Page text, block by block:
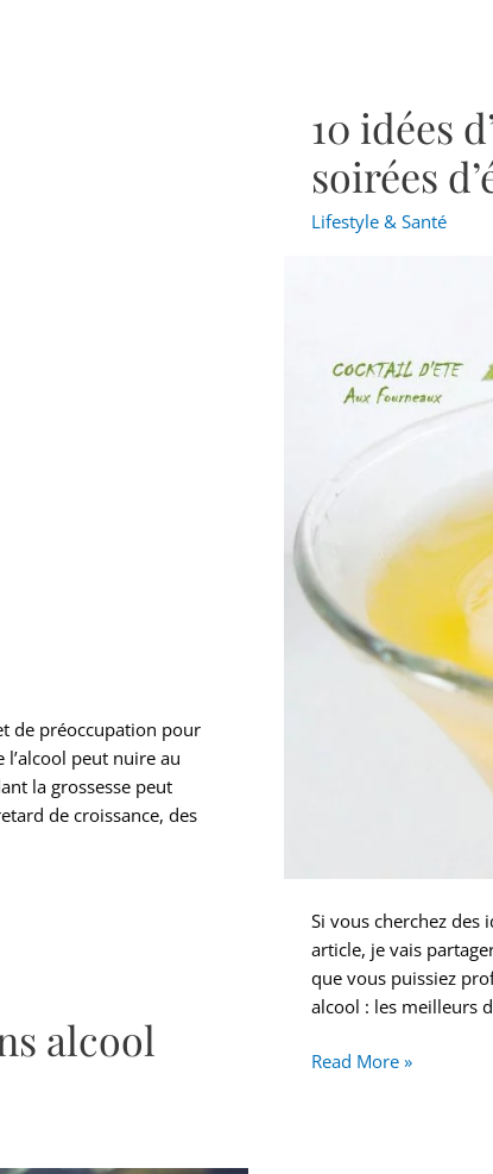
de préoccupation pour
peut nuire au
la grossesse peut
de croissance, des
10 idées
soirées
Lifestyle & Santé
Si vous cherchez des
article, je vais
que vous puissiez
alcool : les meilleurs
10
idées
d’apéritifs
alcool
Read More »
alcool